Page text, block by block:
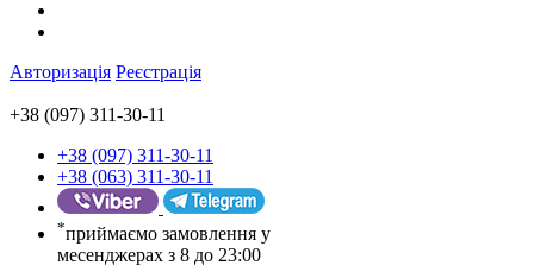
Авторизація Реєстрація
+38 (097) 311-30-11
+38 (097) 311-30-11
+38 (063) 311-30-11
*приймаємо замовлення у
месенджерах з 8 до 23:00